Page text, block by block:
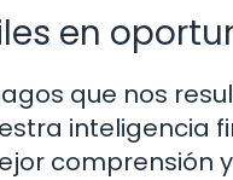
en
que nos
inteligencia
comprensión